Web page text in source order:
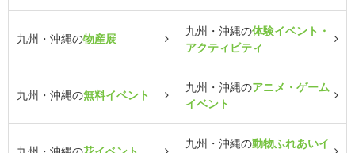
九州・沖縄の物産展
九州・沖縄の体験イベント・
アクティビティ
九州・沖縄の無料イベント
九州・沖縄のアニメ・ゲーム
イベント
九州・沖縄の動物ふれあいイ